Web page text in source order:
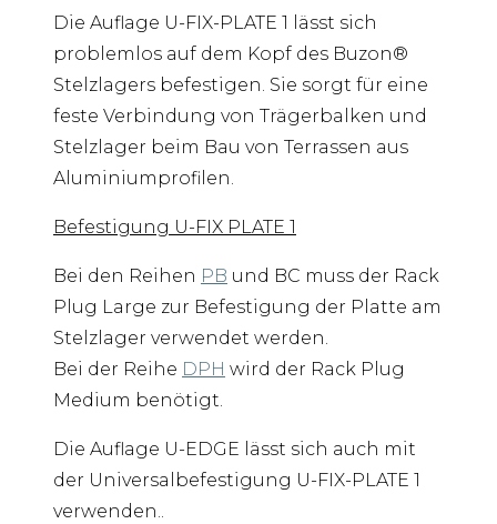
Die Auflage U-FIX-PLATE 1 lässt sich
problemlos auf dem Kopf des Buzon®
Stelzlagers befestigen. Sie sorgt für eine
feste Verbindung von Trägerbalken und
Stelzlager beim Bau von Terrassen aus
Aluminiumprofilen.
Befestigung U-FIX PLATE 1
Bei den Reihen PB und BC muss der Rack
Plug Large zur Befestigung der Platte am
Stelzlager verwendet werden.
Bei der Reihe DPH wird der Rack Plug
Medium benötigt.
Die Auflage U-EDGE lässt sich auch mit
der Universalbefestigung U-FIX-PLATE 1
verwenden..